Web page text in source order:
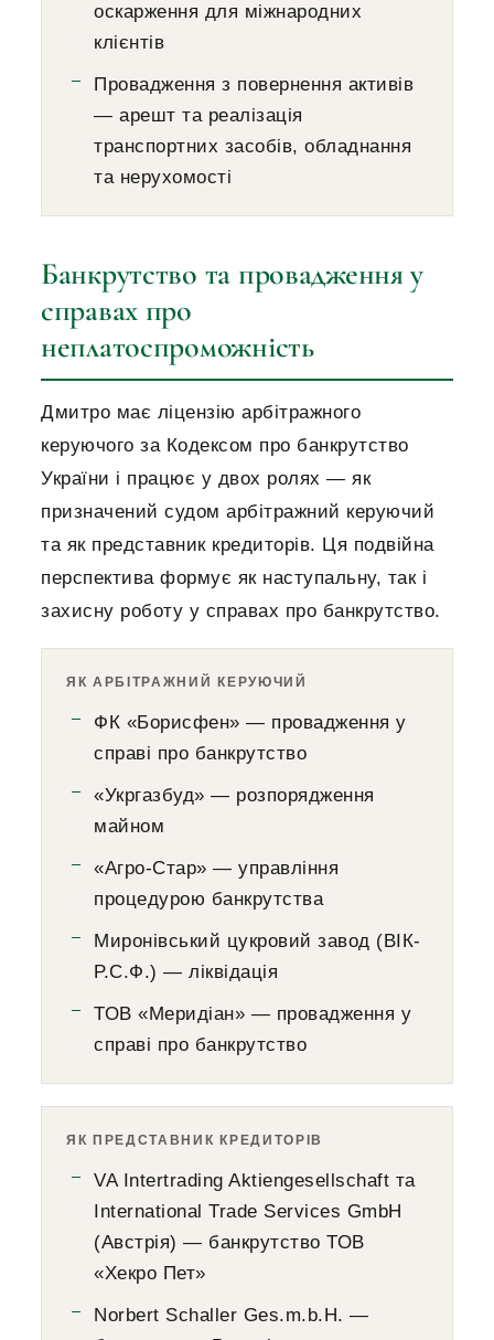
оскарження для міжнародних
клієнтів
Провадження з повернення активів
— арешт та реалізація
транспортних засобів, обладнання
та нерухомості
Банкрутство та провадження у
справах про
неплатоспроможність
Дмитро має ліцензію арбітражного
керуючого за Кодексом про банкрутство
України і працює у двох ролях — як
призначений судом арбітражний керуючий
та як представник кредиторів. Ця подвійна
перспектива формує як наступальну, так і
захисну роботу у справах про банкрутство.
ЯК АРБІТРАЖНИЙ КЕРУЮЧИЙ
ФК «Борисфен» — провадження у
справі про банкрутство
«Укргазбуд» — розпорядження
майном
«Агро-Стар» — управління
процедурою банкрутства
Миронівський цукровий завод (ВІК-
Р.С.Ф.) — ліквідація
ТОВ «Меридіан» — провадження у
справі про банкрутство
ЯК ПРЕДСТАВНИК КРЕДИТОРІВ
VA Intertrading Aktiengesellschaft та
International Trade Services GmbH
(Австрія) — банкрутство ТОВ
«Хекро Пет»
Norbert Schaller Ges.m.b.H. —